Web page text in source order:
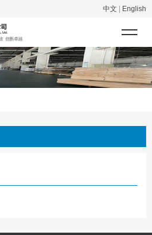
中文 English